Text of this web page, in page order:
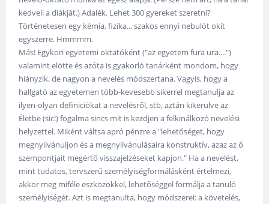
kedveli a diákját.) Adalék. Lehet 300 gyereket szeretni?
Történetesen egy kémia, fizika... szakos ennyi nebulót okít
egyszerre. Hmmmm.
Más! Egykori egyetemi oktatóként ("az egyetem fura ura....")
valamint elötte és azóta is gyakorló tanárként mondom, hogy
hiányzik, de nagyon a nevelés módszertana. Vagyis, hogy a
hallgató az egyetemen több-kevesebb sikerrel megtanulja az
ilyen-olyan definiciókat a nevelésről, stb, aztán kikerülve az
Életbe (sic!) fogalma sincs mit is kezdjen a felkinálkozó nevelési
helyzettel. Miként váltsa apró pénzre a "lehetőséget, hogy
megnyilvánuljon és a megnyilvánulásaira konstruktív, azaz az ő
szempontjait megértő visszajelzéseket kapjon." Ha a nevelést,
mint tudatos, tervszerű személyiségformálásként értelmezi,
akkor meg miféle eszközökkel, lehetőséggel formálja a tanuló
személyiségét. Azt is megtanulta, hogy módszerei: a követelés,